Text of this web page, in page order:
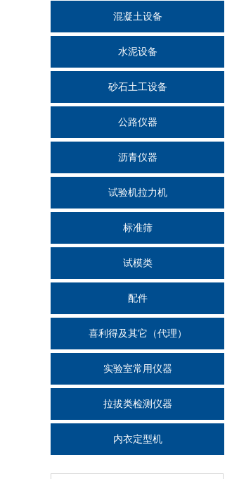
混凝土设备
水泥设备
砂石土工设备
公路仪器
沥青仪器
试验机拉力机
标准筛
试模类
配件
喜利得及其它（代理）
实验室常用仪器
拉拔类检测仪器
内衣定型机